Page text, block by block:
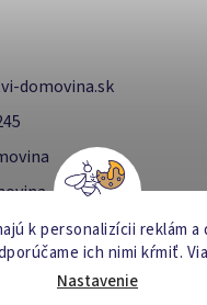
k personalizícii reklám
ich nimi kŕmiť.
Nastavenie
domovina.sk
Vytvoril Shoptet